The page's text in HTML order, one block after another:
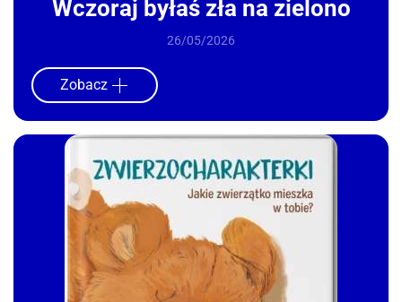
Wczoraj byłaś zła na zielono
26/05/2026
Zobacz